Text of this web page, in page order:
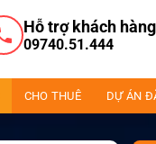
Hỗ trợ khách hàng
09740.51.444
CHO THUÊ DỰ ÁN